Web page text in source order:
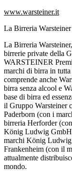
www.warsteiner.it
La Birreria Warsteiner
La Birreria
birrerie private della
WARSTEINER
marchi di birra in
comprende anche
birra senza alcool e
base di birra ed
il Gruppo Warsteiner
Paderborn (con i
birreria Herforder
König Ludwig
marchi König
Frankenheim (con il
attualmente
mondo.